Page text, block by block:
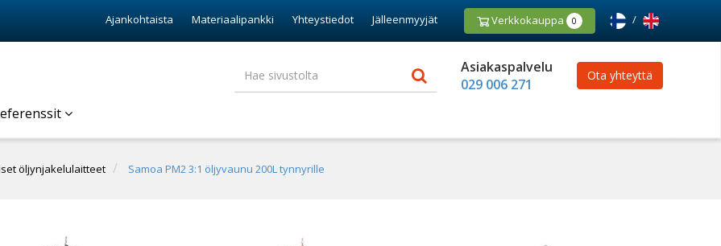
Ajankohtaista Materiaalipankki Yhteystiedot Jälleenmyyjät Verkkokauppa 0 /
Asiakaspalvelu
029 006 271
Ota yhteyttä
öljynjakelulaitteet Samoa PM2 3:1 öljyvaunu 200L tynnyrille